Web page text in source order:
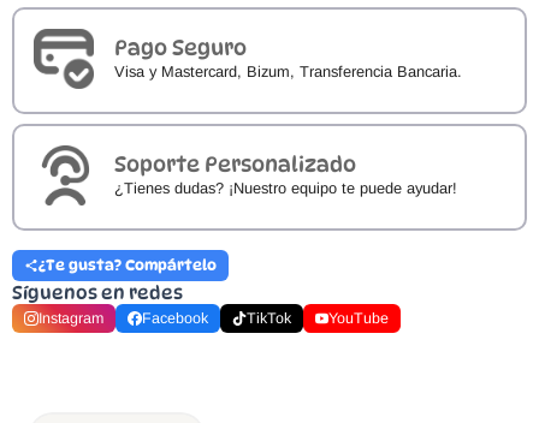
Pago Seguro
Visa y Mastercard, Bizum, Transferencia Bancaria.
Soporte Personalizado
¿Tienes dudas? ¡Nuestro equipo te puede ayudar!
¿Te gusta? Compártelo
Síguenos en redes
Instagram Facebook TikTok YouTube